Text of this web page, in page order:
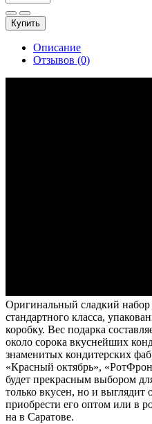
Купить
Описание
Отзывов (0)
Оригинальный сладкий набор
стандартного класса,
коробку. Вес подарка
около сорока вкуснейших
знаменитых кондитерских
«Красный октябрь»,
будет прекрасным выбором
только вкусен, но и
приобрести его оптом или в
на в Саратове.